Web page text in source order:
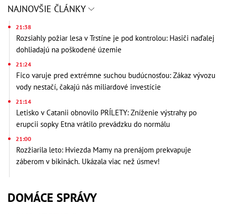
NAJNOVŠIE ČLÁNKY
21:38
Rozsiahly požiar lesa v Trstíne je pod kontrolou: Hasiči naďalej
dohliadajú na poškodené územie
21:24
Fico varuje pred extrémne suchou budúcnosťou: Zákaz vývozu
vody nestačí, čakajú nás miliardové investície
21:14
Letisko v Catanii obnovilo PRÍLETY: Zníženie výstrahy po
erupcii sopky Etna vrátilo prevádzku do normálu
21:00
Rozžiarila leto: Hviezda Mamy na prenájom prekvapuje
záberom v bikinách. Ukázala viac než úsmev!
DOMÁCE SPRÁVY